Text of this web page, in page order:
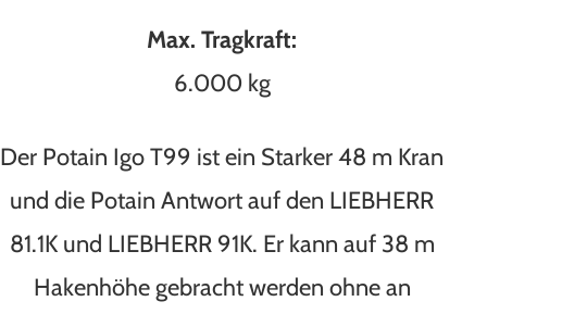
Max. Tragkraft:
6.000 kg
Der Potain Igo T99 ist ein Starker 48 m Kran
und die Potain Antwort auf den LIEBHERR
81.1K und LIEBHERR 91K. Er kann auf 38 m
Hakenhöhe gebracht werden ohne an